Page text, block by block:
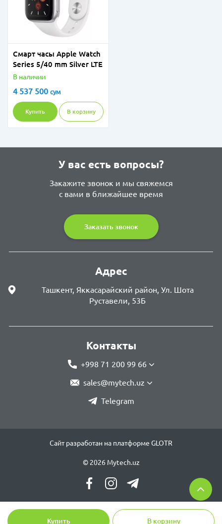
Купить В корзину
Смарт часы Apple Watch
Series 5/40 mm Silver LTE
В наличии
4 537 500 сум
Купить В корзину
У вас есть вопросы?
Закажите звонок и мы свяжемся
с вами в ближайшее время
Заказать звонок
Адрес
Ташкент, Яккасарайский район, Ул. Шота
Руставели, 53Б
Контакты
+998 71 200 99 66
sales@mytech.uz
Telegram
Сайт разработан на платформе GLOTR
© 2026 Mytech.uz